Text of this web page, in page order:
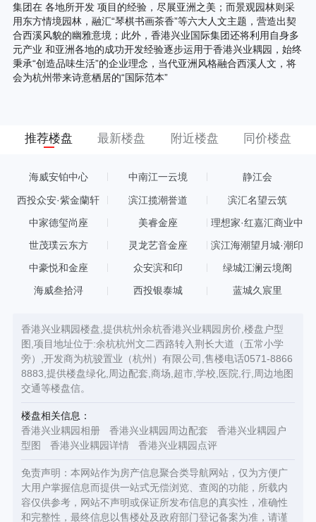
集团在 各地所开发 项目的经验，尽展亚洲之美；而景观园林则采
用东方情境园林，融汇“琴棋书画茶香”等六大人文主题，营造出契
合西溪风貌的幽雅意境；此外，香港兴业国际集团还将利用自身多
元产业 和亚洲各地的成功开发经验逐步运用于香港兴业耦园，始终
秉承“创造品味生活”的企业理念，当代亚洲风格融合西溪人文，将
会为杭州带来诗意栖居的“国际范本”
推荐楼盘 最新楼盘 附近楼盘 同价楼盘
海威安铂中心 中南江一云境 静江会
西投众安·紫金蘭轩 滨江揽潮誉道 滨汇名望云筑
中家德玺尚座 美睿金座
理想家·红嘉汇商业中
世茂璞云东方 灵龙艺音金座 滨江海潮望月城·潮印
中豪悦和金座 众安滨和印 绿城江澜云境阁
海威叁拾浔 西投银泰城 蓝城久宸里
香港兴业耦园楼盘,提供杭州余杭香港兴业耦园房价,楼盘户型
图,项目地址位于:余杭杭州文二西路转入荆长大道（五常小学
旁）,开发商为杭骏置业（杭州）有限公司,售楼电话0571-8866
8883,提供楼盘绿化,周边配套,商场,超市,学校,医院,行,周边地图
交通等楼盘信。
楼盘相关信息：
香港兴业耦园相册
香港兴业耦园周边配套
香港兴业耦园户
型图
香港兴业耦园详情 香港兴业耦园点评
免责声明：本网站作为房产信息聚合类导航网站，仅为方便广
大用户掌握信息而提供一站式无偿浏览、查阅的功能，所载内
容仅供参考，网站不声明或保证所发布信息的真实性，准确性
和完整性，最终信息以售楼处及政府部门登记备案为准，请谨